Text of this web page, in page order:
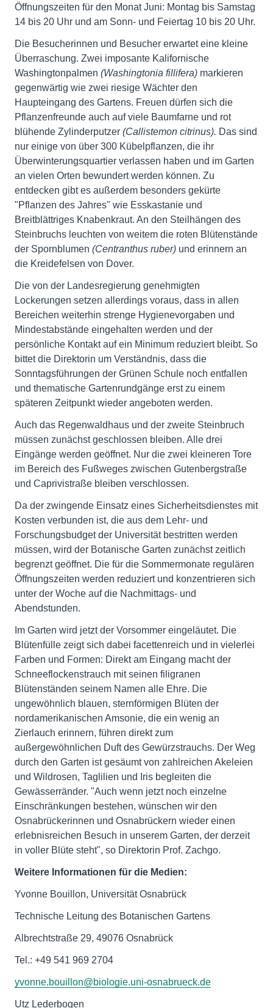
Öffnungszeiten für den Monat Juni: Montag bis Samstag
14 bis 20 Uhr und am Sonn- und Feiertag 10 bis 20 Uhr.
Die Besucherinnen und Besucher erwartet eine kleine
Überraschung. Zwei imposante Kalifornische
Washingtonpalmen (Washingtonia fillifera) markieren
gegenwärtig wie zwei riesige Wächter den
Haupteingang des Gartens. Freuen dürfen sich die
Pflanzenfreunde auch auf viele Baumfarne und rot
blühende Zylinderputzer (Callistemon citrinus). Das sind
nur einige von über 300 Kübelpflanzen, die ihr
Überwinterungsquartier verlassen haben und im Garten
an vielen Orten bewundert werden können. Zu
entdecken gibt es außerdem besonders gekürte
"Pflanzen des Jahres" wie Esskastanie und
Breitblättriges Knabenkraut. An den Steilhängen des
Steinbruchs leuchten von weitem die roten Blütenstände
der Spornblumen (Centranthus ruber) und erinnern an
die Kreidefelsen von Dover.
Die von der Landesregierung genehmigten
Lockerungen setzen allerdings voraus, dass in allen
Bereichen weiterhin strenge Hygienevorgaben und
Mindestabstände eingehalten werden und der
persönliche Kontakt auf ein Minimum reduziert bleibt. So
bittet die Direktorin um Verständnis, dass die
Sonntagsführungen der Grünen Schule noch entfallen
und thematische Gartenrundgänge erst zu einem
späteren Zeitpunkt wieder angeboten werden.
Auch das Regenwaldhaus und der zweite Steinbruch
müssen zunächst geschlossen bleiben. Alle drei
Eingänge werden geöffnet. Nur die zwei kleineren Tore
im Bereich des Fußweges zwischen Gutenbergstraße
und Caprivistraße bleiben verschlossen.
Da der zwingende Einsatz eines Sicherheitsdienstes mit
Kosten verbunden ist, die aus dem Lehr- und
Forschungsbudget der Universität bestritten werden
müssen, wird der Botanische Garten zunächst zeitlich
begrenzt geöffnet. Die für die Sommermonate regulären
Öffnungszeiten werden reduziert und konzentrieren sich
unter der Woche auf die Nachmittags- und
Abendstunden.
Im Garten wird jetzt der Vorsommer eingeläutet. Die
Blütenfülle zeigt sich dabei facettenreich und in vielerlei
Farben und Formen: Direkt am Eingang macht der
Schneeflockenstrauch mit seinen filigranen
Blütenständen seinem Namen alle Ehre. Die
ungewöhnlich blauen, sternförmigen Blüten der
nordamerikanischen Amsonie, die ein wenig an
Zierlauch erinnern, führen direkt zum
außergewöhnlichen Duft des Gewürzstrauchs. Der Weg
durch den Garten ist gesäumt von zahlreichen Akeleien
und Wildrosen, Taglilien und Iris begleiten die
Gewässerränder. "Auch wenn jetzt noch einzelne
Einschränkungen bestehen, wünschen wir den
Osnabrückerinnen und Osnabrückern wieder einen
erlebnisreichen Besuch in unserem Garten, der derzeit
in voller Blüte steht", so Direktorin Prof. Zachgo.
Weitere Informationen für die Medien:
Yvonne Bouillon, Universität Osnabrück
Technische Leitung des Botanischen Gartens
Albrechtstraße 29, 49076 Osnabrück
Tel.: +49 541 969 2704
yvonne.bouillon@biologie.uni-osnabrueck.de
Utz Lederbogen